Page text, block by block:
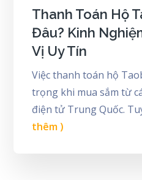
Thanh Toán Hộ
Đâu? Kinh
Vị Uy Tín
Việc thanh toán hộ
trọng khi mua sắm từ
điện tử Trung Quốc.
thêm )